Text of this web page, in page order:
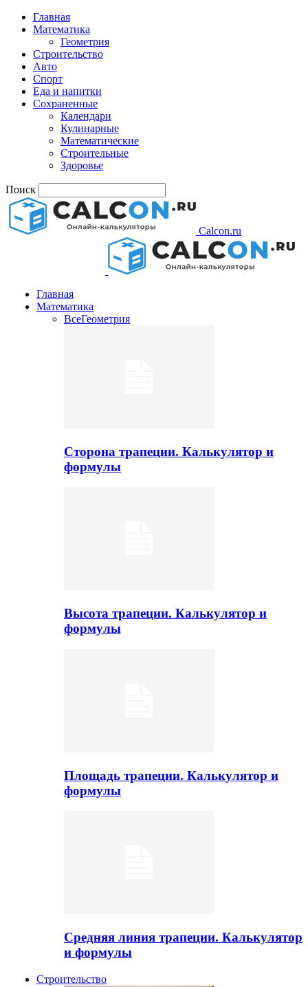
Главная
Математика
Геометрия
Строительство
Авто
Спорт
Еда и напитки
Сохраненные
Календари
Кулинарные
Математические
Строительные
Здоровье
Поиск
Calcon.ru
Главная
Математика
ВсеГеометрия
Сторона трапеции. Калькулятор и
формулы
Высота трапеции. Калькулятор и
формулы
Площадь трапеции. Калькулятор и
формулы
Средняя линия трапеции. Калькулятор
и формулы
Строительство